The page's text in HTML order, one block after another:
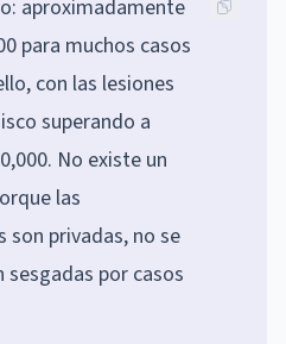
aproximadamente
para muchos casos
con las lesiones
superando a
No existe un
las
son privadas, no se
por casos